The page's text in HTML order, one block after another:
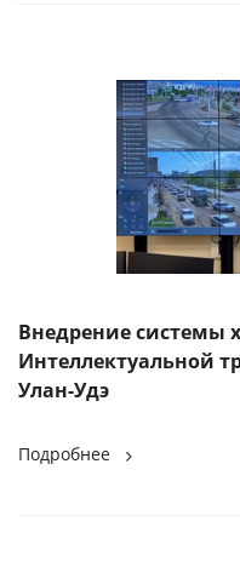
Внедрение системы
Интеллектуальной
Улан-Удэ
Подробнее